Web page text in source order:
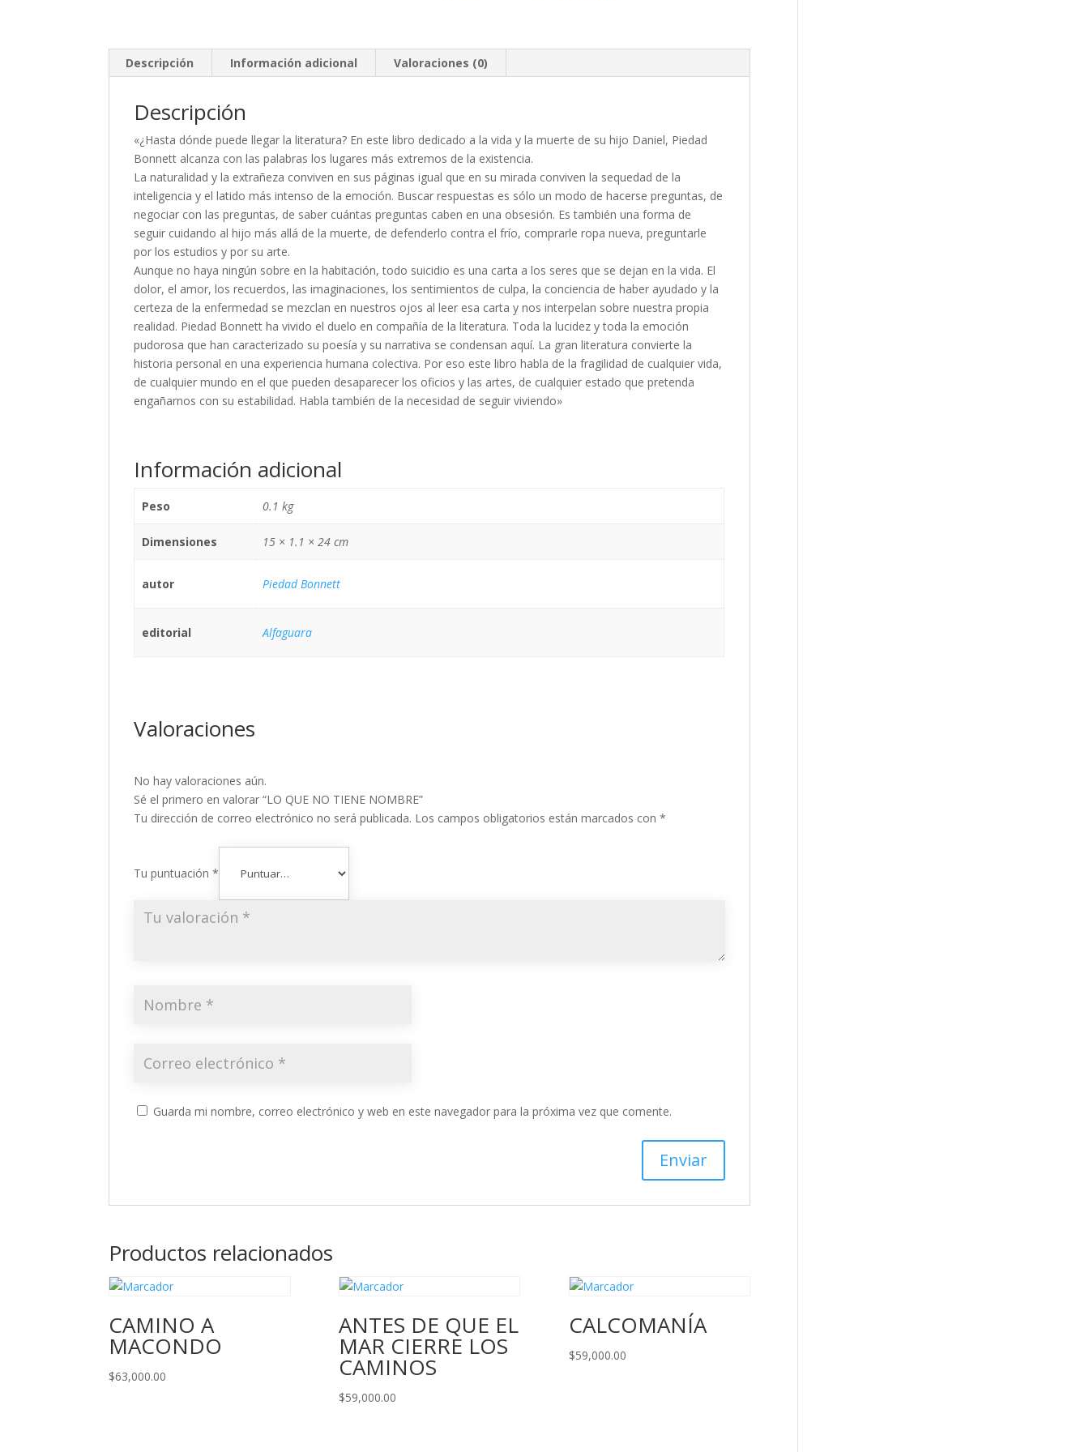
Descripción Información adicional Valoraciones (0)
Descripción
«¿Hasta dónde puede llegar la literatura? En este libro dedicado a la vida y la muerte de su hijo Daniel, Piedad
Bonnett alcanza con las palabras los lugares más extremos de la existencia.
La naturalidad y la extrañeza conviven en sus páginas igual que en su mirada conviven la sequedad de la
inteligencia y el latido más intenso de la emoción. Buscar respuestas es sólo un modo de hacerse preguntas, de
negociar con las preguntas, de saber cuántas preguntas caben en una obsesión. Es también una forma de
seguir cuidando al hijo más allá de la muerte, de defenderlo contra el frío, comprarle ropa nueva, preguntarle
por los estudios y por su arte.
Aunque no haya ningún sobre en la habitación, todo suicidio es una carta a los seres que se dejan en la vida. El
dolor, el amor, los recuerdos, las imaginaciones, los sentimientos de culpa, la conciencia de haber ayudado y la
certeza de la enfermedad se mezclan en nuestros ojos al leer esa carta y nos interpelan sobre nuestra propia
realidad. Piedad Bonnett ha vivido el duelo en compañía de la literatura. Toda la lucidez y toda la emoción
pudorosa que han caracterizado su poesía y su narrativa se condensan aquí. La gran literatura convierte la
historia personal en una experiencia humana colectiva. Por eso este libro habla de la fragilidad de cualquier vida,
de cualquier mundo en el que pueden desaparecer los oficios y las artes, de cualquier estado que pretenda
engañarnos con su estabilidad. Habla también de la necesidad de seguir viviendo»
Información adicional
Peso 0.1 kg
Dimensiones 15 × 1.1 × 24 cm
autor Piedad Bonnett
editorial Alfaguara
Valoraciones
No hay valoraciones aún.
Sé el primero en valorar “LO QUE NO TIENE NOMBRE”
Tu dirección de correo electrónico no será publicada. Los campos obligatorios están marcados con*
Tu puntuación*
Guarda mi nombre, correo electrónico y web en este navegador para la próxima vez que comente.
Productos relacionados
CAMINO A
MACONDO
$63,000.00
ANTES DE QUE EL
MAR CIERRE LOS
CAMINOS
$59,000.00
CALCOMANÍA
$59,000.00